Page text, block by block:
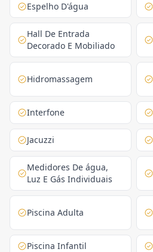
Espelho D'água
Hall De Entrada
Decorado E Mobiliado
Hidromassagem
Interfone
Jacuzzi
Medidores De água,
Luz E Gás Individuais
Piscina Adulta
Piscina Infantil